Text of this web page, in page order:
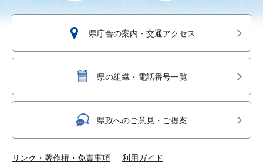
県庁舎の案内・交通アクセス
県の組織・電話番号一覧
県政へのご意見・ご提案
リンク・著作権・免責事項 利用ガイド